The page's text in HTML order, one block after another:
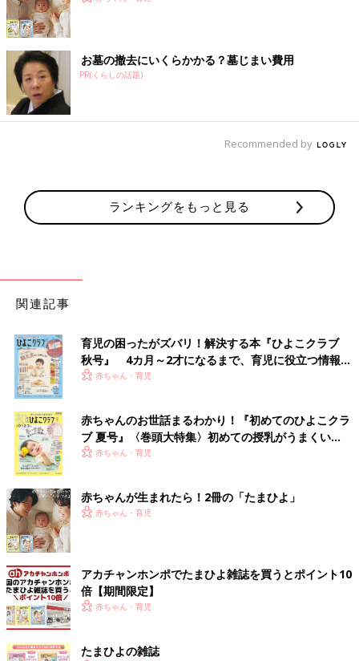
お墓の撤去にいくらかかる？墓じまい費用
PR(くらしの話題)
Recommended by
ランキングをもっと見る
関連記事
育児の困ったがズバリ！解決する本『ひよこクラブ
秋号』 4カ月～2才になるまで、育児に役立つ情報が
いっぱい！
赤ちゃん・育児
赤ちゃんのお世話まるわかり！『初めてのひよこクラ
ブ 夏号』〈巻頭大特集〉初めての授乳がうまくい
く！ おっぱい・ミルクの基本と夏のトラブル 解決テ
赤ちゃん・育児
赤ちゃんが生まれたら！2冊の「たまひよ」
赤ちゃん・育児
アカチャンホンポでたまひよ雑誌を買うとポイント10
倍【期間限定】
赤ちゃん・育児
たまひよの雑誌